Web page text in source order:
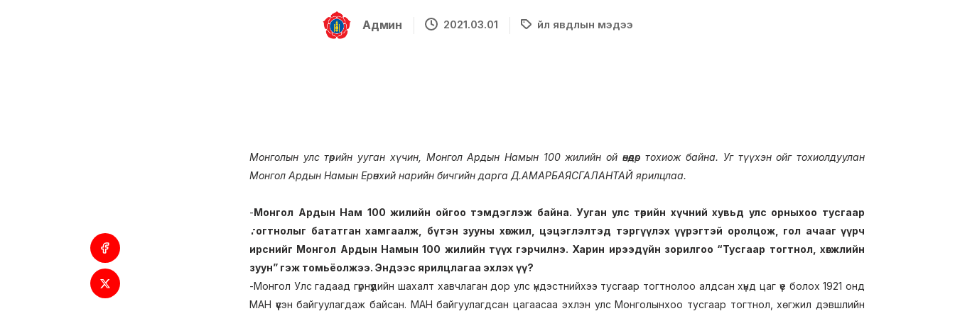
Админ 2021.03.01 Үйл явдлын мэдээ
Монголын улс төрийн ууган хүчин, Монгол Ардын Намын 100 жилийн ой өнөөдөр тохиож байна. Уг түүхэн ойг тохиолдуулан
Монгол Ардын Намын Ерөнхий нарийн бичгийн дарга Д.АМАРБАЯСГАЛАНТАЙ ярилцлаа.
-Монгол Ардын Нам 100 жилийн ойгоо тэмдэглэж байна. Ууган улс төрийн хүчний хувьд улс орныхоо тусгаар
тогтнолыг бататган хамгаалж, бүтэн зууны хөгжил, цэцэглэлтэд тэргүүлэх үүрэгтэй оролцож, гол ачааг үүрч
ирснийг Монгол Ардын Намын 100 жилийн түүх гэрчилнэ. Харин ирээдүйн зорилгоо “Тусгаар тогтнол, хөгжлийн
зуун” гэж томьёолжээ. Эндээс ярилцлагаа эхлэх үү?
-Монгол Улс гадаад гүрнүүдийн шахалт хавчлаган дор улс үндэстнийхээ тусгаар тогтнолоо алдсан хүнд цаг үе болох 1921 онд
МАН үүсэн байгуулагдаж байсан. МАН байгуулагдсан цагаасаа эхлэн улс Монголынхоо тусгаар тогтнол, хөгжил дэвшлийн